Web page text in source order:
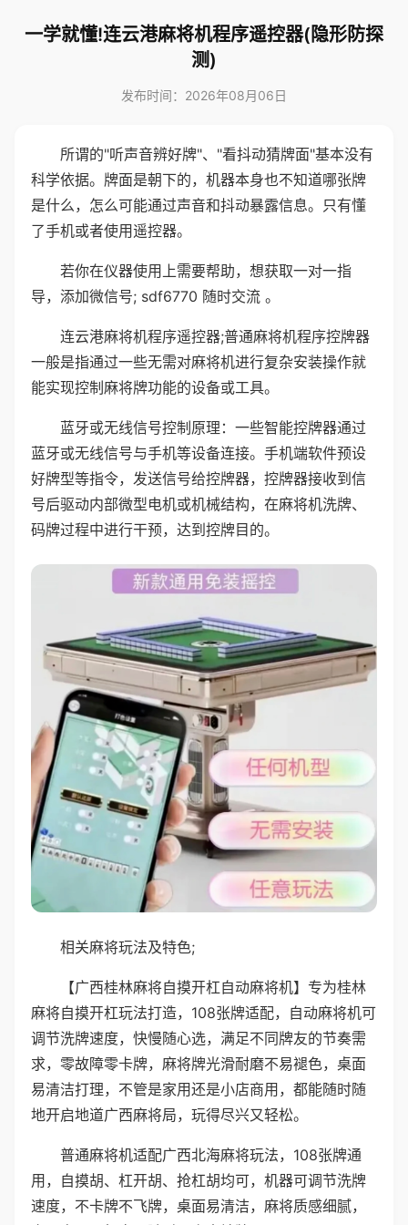
一学就懂!连云港麻将机程序遥控器(隐形防探
测)
发布时间：2026年08月06日
所谓的"听声音辨好牌"、"看抖动猜牌面"基本没有
科学依据。牌面是朝下的，机器本身也不知道哪张牌
是什么，怎么可能通过声音和抖动暴露信息。只有懂
了手机或者使用遥控器。
若你在仪器使用上需要帮助，想获取一对一指
导，添加微信号; sdf6770 随时交流 。
连云港麻将机程序遥控器;普通麻将机程序控牌器
一般是指通过一些无需对麻将机进行复杂安装操作就
能实现控制麻将牌功能的设备或工具。
蓝牙或无线信号控制原理：一些智能控牌器通过
蓝牙或无线信号与手机等设备连接。手机端软件预设
好牌型等指令，发送信号给控牌器，控牌器接收到信
号后驱动内部微型电机或机械结构，在麻将机洗牌、
码牌过程中进行干预，达到控牌目的。
相关麻将玩法及特色;
【广西桂林麻将自摸开杠自动麻将机】专为桂林
麻将自摸开杠玩法打造，108张牌适配，自动麻将机可
调节洗牌速度，快慢随心选，满足不同牌友的节奏需
求，零故障零卡牌，麻将牌光滑耐磨不易褪色，桌面
易清洁打理，不管是家用还是小店商用，都能随时随
地开启地道广西麻将局，玩得尽兴又轻松。
普通麻将机适配广西北海麻将玩法，108张牌通
用，自摸胡、杠开胡、抢杠胡均可，机器可调节洗牌
速度，不卡牌不飞牌，桌面易清洁，麻将质感细腻，